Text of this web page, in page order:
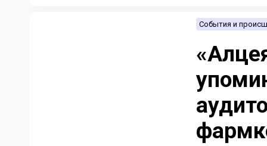
События и